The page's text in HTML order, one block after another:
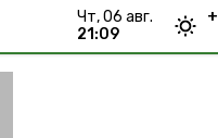
чт, 06 авг.
21:09
+